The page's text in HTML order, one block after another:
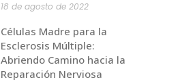
18 de agosto de 2022
Células Madre para la
Esclerosis Múltiple:
Abriendo Camino hacia la
Reparación Nerviosa